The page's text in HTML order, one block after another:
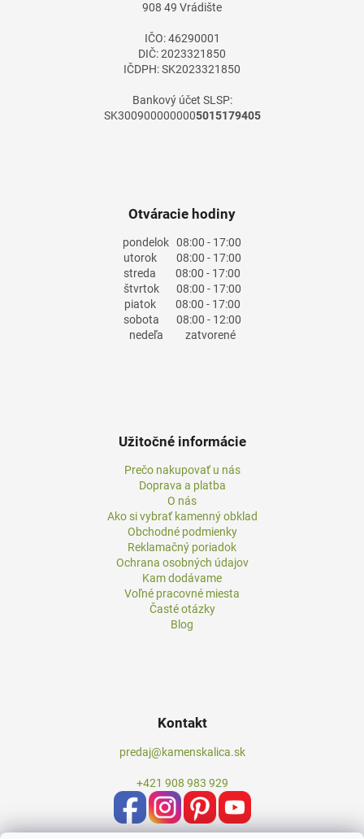
908 49 Vrádište
IČO: 46290001
DIČ: 2023321850
IČDPH: SK2023321850
Bankový účet SLSP:
SK3009000000005015179405
Otváracie hodiny
pondelok 08:00 - 17:00
utorok08:00 - 17:00
streda 08:00 - 17:00
štvrtok08:00 - 17:00
piatok08:00 - 17:00
sobota 08:00 - 12:00
nedeľa zatvorené
Užitočné informácie
Prečo nakupovať u nás
Doprava a platba
O nás
Ako si vybrať kamenný obklad
Obchodné podmienky
Reklamačný poriadok
Ochrana osobných údajov
Kam dodávame
Voľné pracovné miesta
Časté otázky
Blog
Kontakt
predaj@kamenskalica.sk
+421 908 983 929